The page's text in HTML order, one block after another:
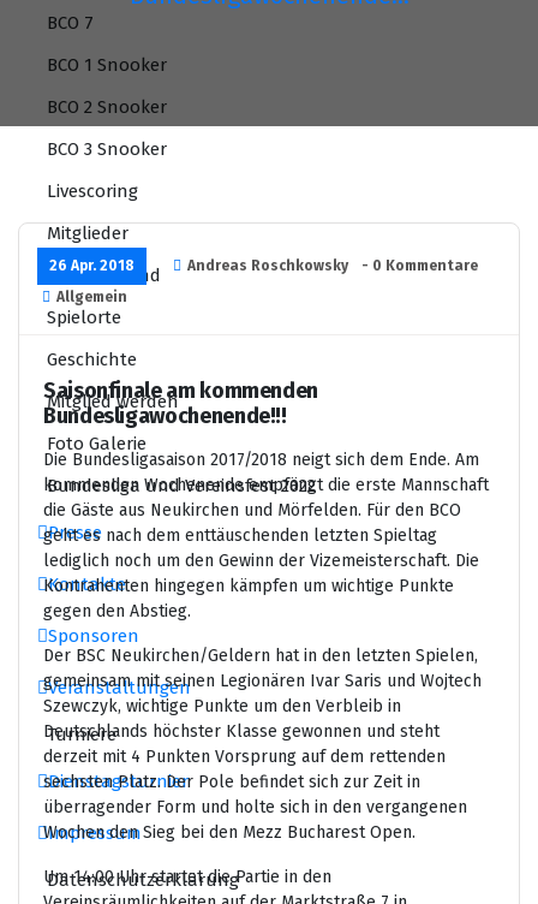
BCO 7
BCO 1 Snooker
BCO 2 Snooker
BCO 3 Snooker
Livescoring
Mitglieder
BCO Vorstand
Spielorte
Geschichte
Mitglied werden
Foto Galerie
Bundesliga und Vereinsfest 2022
Presse
Kontakte
Sponsoren
Veranstaltungen
Turniere
Dienstagsturnier
Impressum
Datenschutzerklärung
26 Apr. 2018 Andreas Roschkowsky
- 0 Kommentare
Allgemein
Saisonfinale am kommenden
Bundesligawochenende!!!
Die Bundesligasaison 2017/2018 neigt sich dem Ende. Am
kommenden Wochenende empfängt die erste Mannschaft
die Gäste aus Neukirchen und Mörfelden. Für den BCO
geht es nach dem enttäuschenden letzten Spieltag
lediglich noch um den Gewinn der Vizemeisterschaft. Die
Kontrahenten hingegen kämpfen um wichtige Punkte
gegen den Abstieg.
Der BSC Neukirchen/Geldern hat in den letzten Spielen,
gemeinsam mit seinen Legionären Ivar Saris und Wojtech
Szewczyk, wichtige Punkte um den Verbleib in
Deutschlands höchster Klasse gewonnen und steht
derzeit mit 4 Punkten Vorsprung auf dem rettenden
sechsten Platz. Der Pole befindet sich zur Zeit in
überragender Form und holte sich in den vergangenen
Wochen den Sieg bei den Mezz Bucharest Open.
Um 14:00 Uhr startet die Partie in den